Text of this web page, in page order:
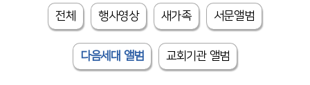
전체 행사영상 새가족 서문앨범
다음세대 앨범 교회기관 앨범